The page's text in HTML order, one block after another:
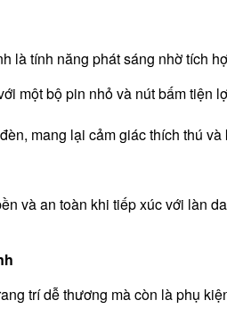
là tính năng phát sáng nhờ tích
một bộ pin nhỏ và nút bấm tiện
mang lại cảm giác thích thú
và an toàn khi tiếp xúc với làn
trí dễ thương mà còn là phụ